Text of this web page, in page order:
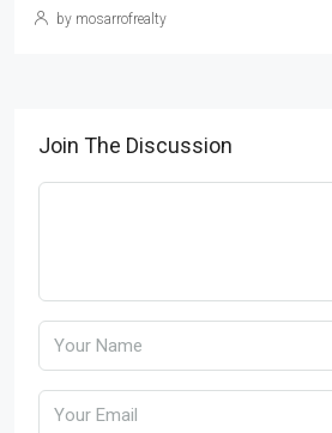
by mosarrofrealty
Join The Discussion